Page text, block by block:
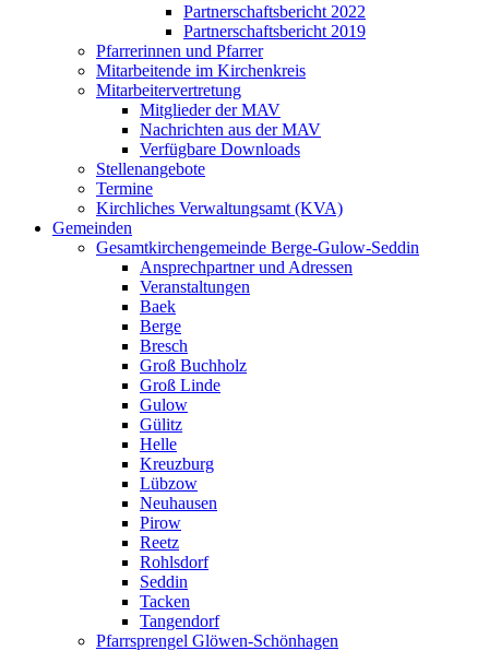
Partnerschaftsbericht 2022
Partnerschaftsbericht 2019
Pfarrerinnen und Pfarrer
Mitarbeitende im Kirchenkreis
Mitarbeitervertretung
Mitglieder der MAV
Nachrichten aus der MAV
Verfügbare Downloads
Stellenangebote
Termine
Kirchliches Verwaltungsamt (KVA)
Gemeinden
Gesamtkirchengemeinde Berge-Gulow-Seddin
Ansprechpartner und Adressen
Veranstaltungen
Baek
Berge
Bresch
Groß Buchholz
Groß Linde
Gulow
Gülitz
Helle
Kreuzburg
Lübzow
Neuhausen
Pirow
Reetz
Rohlsdorf
Seddin
Tacken
Tangendorf
Pfarrsprengel Glöwen-Schönhagen